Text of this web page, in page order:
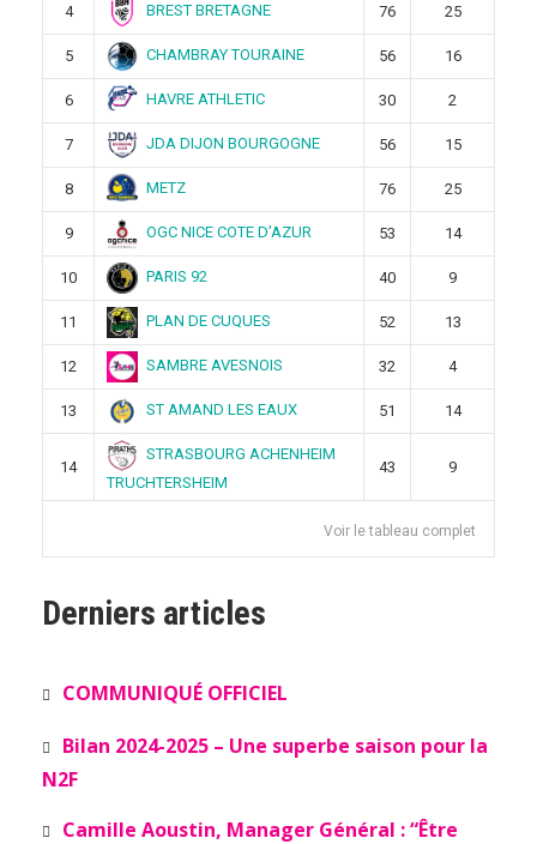
4 BREST BRETAGNE 76 25
5 CHAMBRAY TOURAINE 56 16
6 HAVRE ATHLETIC 30 2
7 JDA DIJON BOURGOGNE 56 15
8 METZ 76 25
9 OGC NICE COTE D’AZUR 53 14
10 PARIS 92 40 9
11 PLAN DE CUQUES 52 13
12 SAMBRE AVESNOIS 32 4
13 ST AMAND LES EAUX 51 14
14
STRASBOURG ACHENHEIM
TRUCHTERSHEIM
43 9
Voir le tableau complet
Derniers articles
COMMUNIQUÉ OFFICIEL
Bilan 2024-2025 – Une superbe saison pour la
N2F
Camille Aoustin, Manager Général : “Être